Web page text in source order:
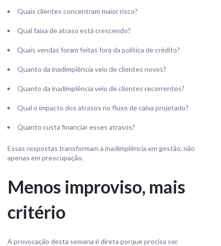
Quais clientes concentram maior risco?
Qual faixa de atraso está crescendo?
Quais vendas foram feitas fora da política de crédito?
Quanto da inadimplência veio de clientes novos?
Quanto da inadimplência veio de clientes recorrentes?
Qual o impacto dos atrasos no fluxo de caixa projetado?
Quanto custa financiar esses atrasos?
Essas respostas transformam a inadimplência em gestão, não
apenas em preocupação.
Menos improviso, mais
critério
A provocação desta semana é direta porque precisa ser.